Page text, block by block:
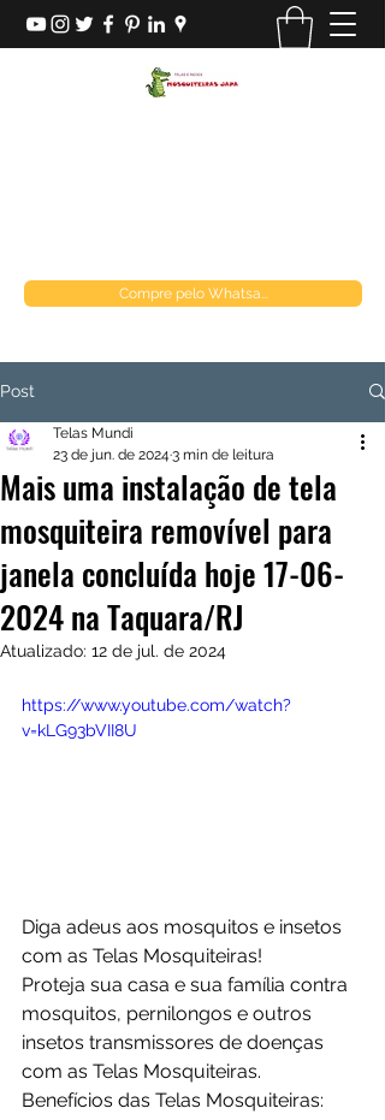
Compre pelo Whatsa...
Post
Mais uma instalação de tela
mosquiteira removível para
janela concluída hoje 17-06-
2024 na Taquara/RJ
Telas Mundi
23 de jun. de 2024 3 min de leitura
Atualizado: 12 de jul. de 2024
https://www.youtube.com/watch?
v=kLG93bVII8U
Diga adeus aos mosquitos e insetos
com as Telas Mosquiteiras!
Proteja sua casa e sua família contra
mosquitos, pernilongos e outros
insetos transmissores de doenças
com as Telas Mosquiteiras.
Benefícios das Telas Mosquiteiras: